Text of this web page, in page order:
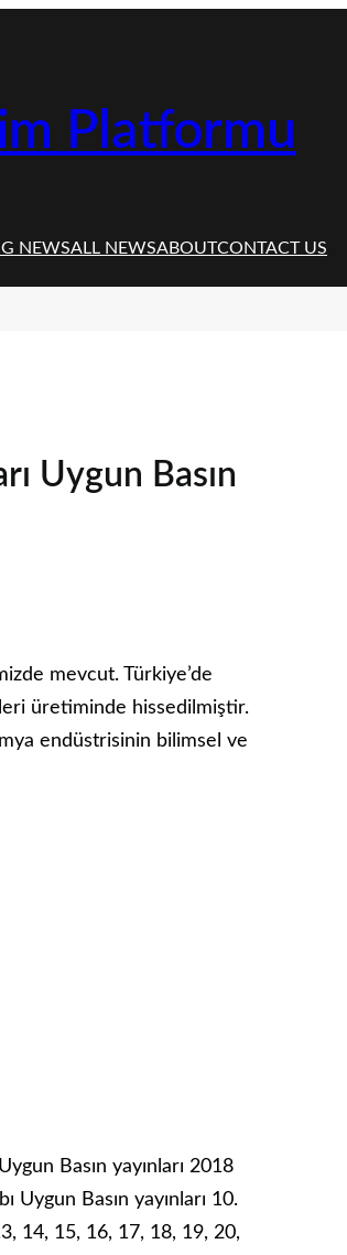
Platformu
NEWSALL NEWSABOUTCONTACT US
Uygun Basın
mevcut. Türkiye’de
üretiminde hissedilmiştir.
endüstrisinin bilimsel ve
Basın yayınları 2018
Uygun Basın yayınları 10.
14, 15, 16, 17, 18, 19, 20,